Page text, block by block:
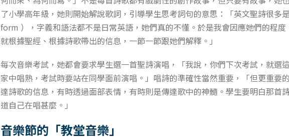
了小學高年級，她則開始解說歌詞，引導學生思考詞句的意思：「英文聖詩很多
form ），字義和語法都不是日常英語，她們真的不懂。於是我會因應她們的程
就根據聖經、根據詩歌帶出的信息，一節一節跟她們解釋。」
每次音樂考試，她都會要求學生選一首聖詩演唱，「我說，你們下次考試，就選
家中唱熟，考試時要站在同學面前演唱。」唱詩的準確性當然重要，「但更重要
達詩歌的信息，有時透過面部表情，有時則是傳達歌中的神髓。學生要明白那首
道自己在唱甚麼。」
音樂節的「教堂音樂」